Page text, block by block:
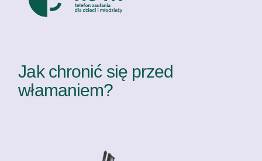
Jak chronić się przed
włamaniem?